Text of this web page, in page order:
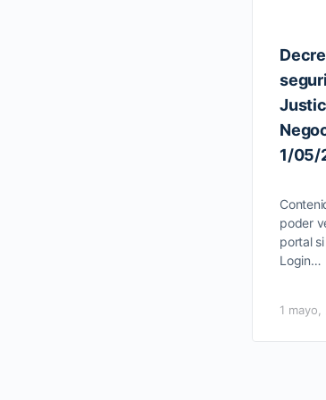
1/05/
poder
portal
Login…
1 mayo,